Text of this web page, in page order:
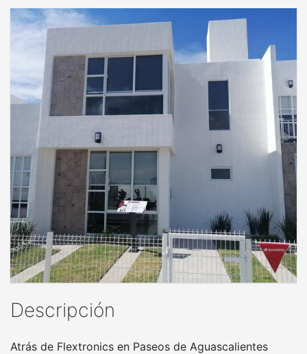
Descripción
Atrás de Flextronics en Paseos de Aguascalientes